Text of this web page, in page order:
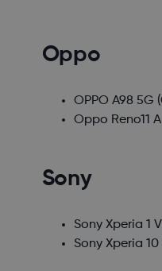
Oppo
OPPO A98 5G
Oppo Reno11 A
Sony
Sony Xperia 1 VI
Sony Xperia 10